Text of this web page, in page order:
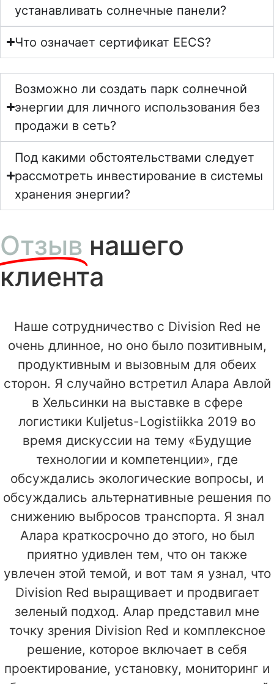
устанавливать солнечные панели?
Что означает сертификат EECS?
Возможно ли создать парк солнечной
энергии для личного использования без
продажи в сеть?
Под какими обстоятельствами следует
рассмотреть инвестирование в системы
хранения энергии?
Отзыв нашего
клиента
Наше сотрудничество с Division Red не
очень длинное, но оно было позитивным,
продуктивным и вызовным для обеих
сторон. Я случайно встретил Алара Авлой
в Хельсинки на выставке в сфере
логистики Kuljetus-Logistiikka 2019 во
время дискуссии на тему «Будущие
технологии и компетенции», где
обсуждались экологические вопросы, и
обсуждались альтернативные решения по
снижению выбросов транспорта. Я знал
Алара краткосрочно до этого, но был
приятно удивлен тем, что он также
увлечен этой темой, и вот там я узнал, что
Division Red выращивает и продвигает
зеленый подход. Алар представил мне
точку зрения Division Red и комплексное
решение, которое включает в себя
проектирование, установку, мониторинг и